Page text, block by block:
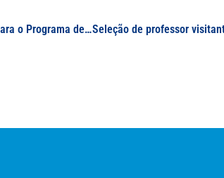
Seleção de professor visitante e professor visitante estrangeiro para o Programa de Pós-Graduação em Ciências Biológicas